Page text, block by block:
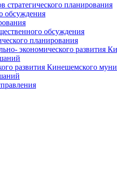
планирования
обсуждения
обсуждения
планирования
экономического развития
развития Кинешемского